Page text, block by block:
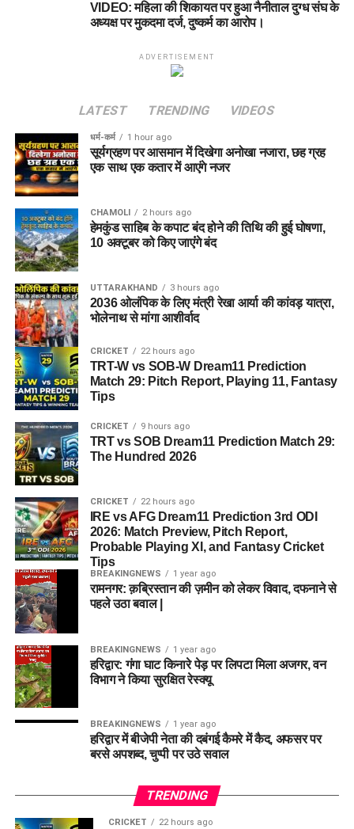
VIDEO: महिला की शिकायत पर हुआ नैनीताल दुग्ध संघ के
अध्यक्ष पर मुकदमा दर्ज, दुष्कर्म का आरोप।
ADVERTISEMENT
LATEST TRENDING VIDEOS
धर्म-कर्म 1 hour ago
सूर्यग्रहण पर आसमान में दिखेगा अनोखा नजारा, छह ग्रह
एक साथ एक कतार में आएंगे नजर
CHAMOLI 2 hours ago
हेमकुंड साहिब के कपाट बंद होने की तिथि की हुई घोषणा,
10 अक्टूबर को किए जाएंंगे बंद
UTTARAKHAND 3 hours ago
2036 ओलंपिक के लिए मंत्री रेखा आर्या की कांवड़ यात्रा,
भोलेनाथ से मांगा आशीर्वाद
CRICKET 22 hours ago
TRT-W vs SOB-W Dream11 Prediction
Match 29: Pitch Report, Playing 11, Fantasy
Tips
CRICKET 9 hours ago
TRT vs SOB Dream11 Prediction Match 29:
The Hundred 2026
CRICKET 22 hours ago
IRE vs AFG Dream11 Prediction 3rd ODI
2026: Match Preview, Pitch Report,
Probable Playing XI, and Fantasy Cricket
Tips
BREAKINGNEWS 1 year ago
रामनगर: क़ब्रिस्तान की ज़मीन को लेकर विवाद, दफनाने से
पहले उठा बवाल |
BREAKINGNEWS 1 year ago
हरिद्वार: गंगा घाट किनारे पेड़ पर लिपटा मिला अजगर, वन
विभाग ने किया सुरक्षित रेस्क्यू
BREAKINGNEWS 1 year ago
हरिद्वार में बीजेपी नेता की दबंगई कैमरे में कैद, अफसर पर
बरसे अपशब्द, चुप्पी पर उठे सवाल
TRENDING
CRICKET 22 hours ago